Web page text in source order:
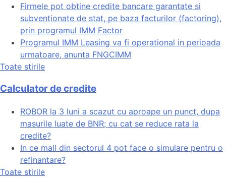
Firmele pot obtine credite bancare garantate si
subventionate de stat, pe baza facturilor (factoring),
prin programul IMM Factor
Programul IMM Leasing va fi operational in perioada
urmatoare, anunta FNGCIMM
Toate stirile
Calculator de credite
ROBOR la 3 luni a scazut cu aproape un punct, dupa
masurile luate de BNR; cu cat se reduce rata la
credite?
In ce mall din sectorul 4 pot face o simulare pentru o
refinantare?
Toate stirile